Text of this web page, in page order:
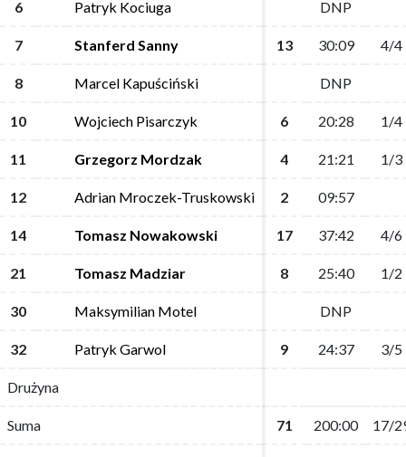
6 Patryk Kociuga DNP
7 Stanferd Sanny 13 30:09 4/4
8 Marcel Kapuściński DNP
10 Wojciech Pisarczyk 6 20:28 1/4
11 Grzegorz Mordzak 4 21:21 1/3
12 Adrian Mroczek-Truskowski 2 09:57
14 Tomasz Nowakowski 17 37:42 4/6
21 Tomasz Madziar 8 25:40 1/2
30 Maksymilian Motel DNP
32 Patryk Garwol 9 24:37 3/5
Drużyna
Suma 71 200:00 17/
6 Patryk Kociuga DNP
7 Stanferd Sanny 13 30:09 4/4
8 Marcel Kapuściński DNP
10 Wojciech Pisarczyk 6 20:28 1/4
11 Grzegorz Mordzak 4 21:21 1/3
12 Adrian Mroczek-Truskowski 2 09:57
14 Tomasz Nowakowski 17 37:42 4/6
21 Tomasz Madziar 8 25:40 1/2
30 Maksymilian Motel DNP
32 Patryk Garwol 9 24:37 3/5
Drużyna
Suma 71 200:00 17/